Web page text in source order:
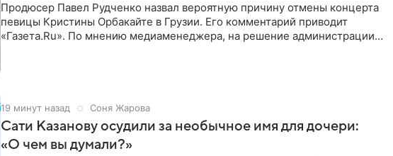
Продюсер Павел Рудченко назвал вероятную причину отмены концерта
певицы Кристины Орбакайте в Грузии. Его комментарий приводит
«Газета.Ru». По мнению медиаменеджера, на решение администрации
19 минут назад Соня Жарова
Сати Казанову осудили за необычное имя для дочери:
«О чем вы думали?»